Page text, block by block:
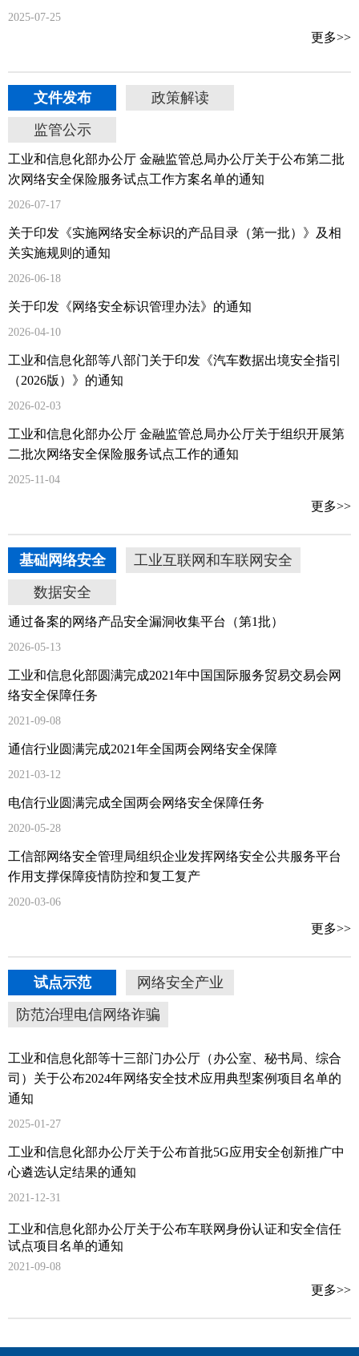
更多>>
2025-07-25
文件发布
政策解读
监管公示
更多>>
工业和信息化部办公厅 金融监管总局办公厅关于公布第二批
次网络安全保险服务试点工作方案名单的通知
2026-07-17
关于印发《实施网络安全标识的产品目录（第一批）》及相
关实施规则的通知
2026-06-18
关于印发《网络安全标识管理办法》的通知
2026-04-10
工业和信息化部等八部门关于印发《汽车数据出境安全指引
（2026版）》的通知
2026-02-03
工业和信息化部办公厅 金融监管总局办公厅关于组织开展第
二批次网络安全保险服务试点工作的通知
2025-11-04
基础网络安全
工业互联网和车联网安全
数据安全
更多>>
通过备案的网络产品安全漏洞收集平台（第1批）
2026-05-13
工业和信息化部圆满完成2021年中国国际服务贸易交易会网
络安全保障任务
2021-09-08
通信行业圆满完成2021年全国两会网络安全保障
2021-03-12
电信行业圆满完成全国两会网络安全保障任务
2020-05-28
工信部网络安全管理局组织企业发挥网络安全公共服务平台
作用支撑保障疫情防控和复工复产
2020-03-06
试点示范
网络安全产业
防范治理电信网络诈骗
更多>>
工业和信息化部等十三部门办公厅（办公室、秘书局、综合
司）关于公布2024年网络安全技术应用典型案例项目名单的
通知
2025-01-27
工业和信息化部办公厅关于公布首批5G应用安全创新推广中
心遴选认定结果的通知
2021-12-31
工业和信息化部办公厅关于公布车联网身份认证和安全信任
试点项目名单的通知
2021-09-08